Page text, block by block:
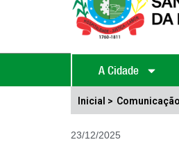
A Cidade
Inicial >
23/12/2025